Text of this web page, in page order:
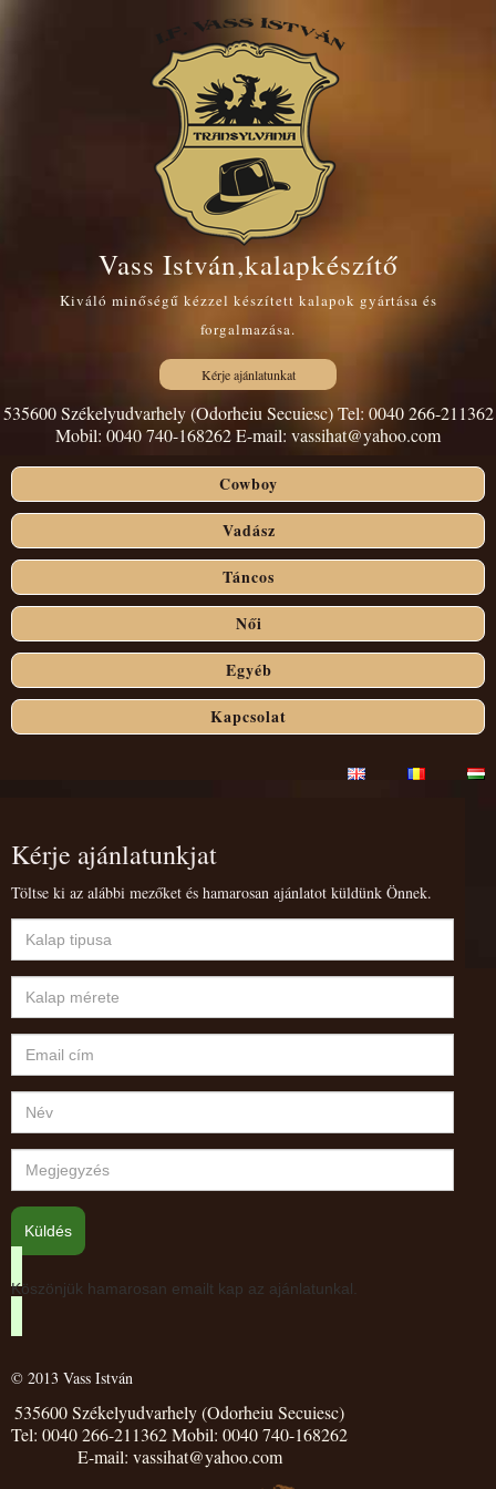
Vass István,kalapkészítő
Kiváló minőségű kézzel készített kalapok gyártása és
forgalmazása.
Kérje ajánlatunkat
535600 Székelyudvarhely (Odorheiu Secuiesc) Tel: 0040 266-211362
Mobil: 0040 740-168262 E-mail: vassihat@yahoo.com
Cowboy
Vadász
Táncos
Női
Egyéb
Kapcsolat
Kérje ajánlatunkjat
Töltse ki az alábbi mezőket és hamarosan ajánlatot küldünk Önnek.
Köszönjük hamarosan emailt kap az ajánlatunkal.
© 2013 Vass István
535600 Székelyudvarhely (Odorheiu Secuiesc)
Tel: 0040 266-211362 Mobil: 0040 740-168262
E-mail: vassihat@yahoo.com